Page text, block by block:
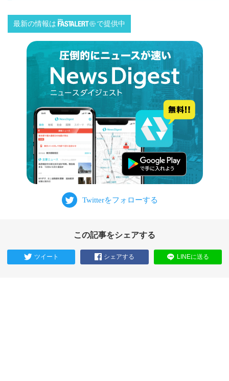
最新の情報は で提供中
この記事をシェアする
ツイート シェアする LINEに送る